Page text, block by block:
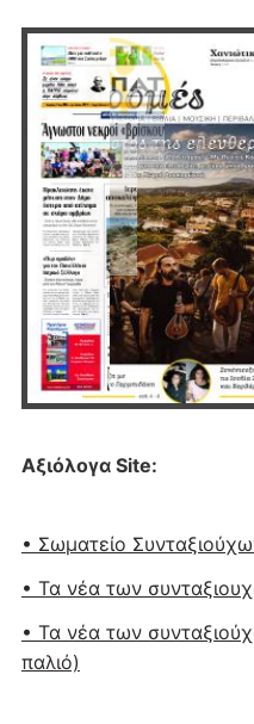
Αξιόλογα Site:
• Σωματείο
• Τα νέα των
• Τα νέα των
παλιό)